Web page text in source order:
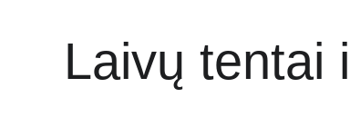
Laivų tentai